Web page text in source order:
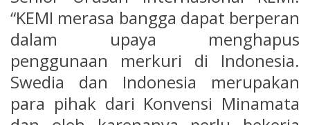
“KEMI merasa bangga dapat berperan
dalam upaya menghapus
penggunaan merkuri di Indonesia.
Swedia dan Indonesia merupakan
para pihak dari Konvensi Minamata